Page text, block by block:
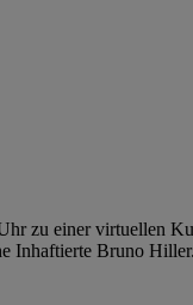
zu einer virtuellen
Inhaftierte Bruno